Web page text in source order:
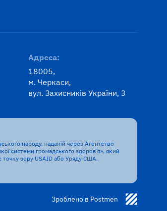
Адреса:
18005,
м. Черкаси,
вул. Захисників України, 3
народу, наданій через Агентство
системи громадського здоров’я», який
точку зору USAID або Уряду США.
Зроблено в Postmen